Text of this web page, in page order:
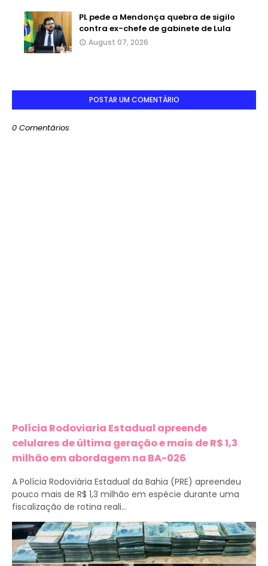
PL pede a Mendonça quebra de sigilo
contra ex-chefe de gabinete de Lula
August 07, 2026
POSTAR UM COMENTÁRIO
0 Comentários
Polícia Rodoviaria Estadual apreende
celulares de última geração e mais de R$ 1,3
milhão em abordagem na BA-026
A Polícia Rodoviária Estadual da Bahia (PRE) apreendeu
pouco mais de R$ 1,3 milhão em espécie durante uma
fiscalização de rotina reali...